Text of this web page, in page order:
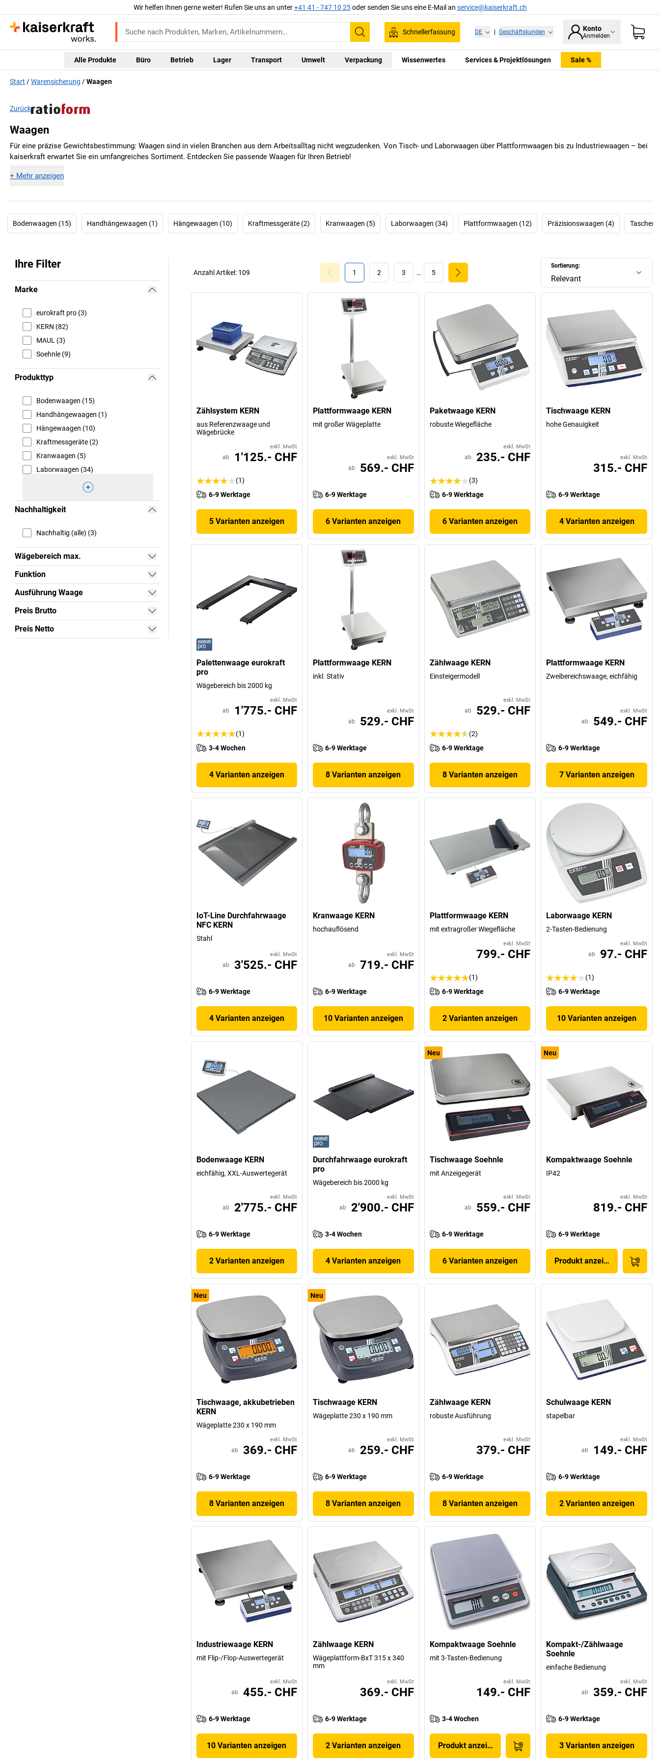
Wir helfen Ihnen gerne weiter! Rufen Sie uns an unter+41 41 - 747 10 25oder senden Sie uns eine E-Mail an service@kaiserkraft.ch
Suchen
Schnellerfassung DE Geschäftskunden Konto
Anmelden
Alle Produkte Büro Betrieb Lager Transport Umwelt Verpackung Wissenwertes Services & Projektlösungen Sale %
Start Warensicherung Waagen
Zurück
Waagen
Für eine präzise Gewichtsbestimmung: Waagen sind in vielen Branchen aus dem Arbeitsalltag nicht wegzudenken. Von Tisch- und Laborwaagen über Plattformwaagen bis zu Industriewaagen – bei
kaiserkraft erwartet Sie ein umfangreiches Sortiment. Entdecken Sie passende Waagen für Ihren Betrieb!
+ Mehr anzeigen
Bodenwaagen (15) Handhängewaagen (1) Hängewaagen (10) Kraftmessgeräte (2) Kranwaagen (5) Laborwaagen (34) Plattformwaagen (12) Präzisionswaagen (4)
Ihre Filter
Marke
eurokraft pro (3)
KERN (82)
MAUL (3)
Soehnle (9)
Produkttyp
Bodenwaagen (15)
Handhängewaagen (1)
Hängewaagen (10)
Kraftmessgeräte (2)
Kranwaagen (5)
Laborwaagen (34)
Nachhaltigkeit
Nachhaltig (alle) (3)
Wägebereich max.
Funktion
Ausführung Waage
Preis Brutto
Preis Netto
Sortierung:
Relevant
1 2 3 … 5
Anzahl Artikel: 109
Zählsystem KERN
aus Referenzwaage und
Wägebrücke
exkl. MwSt
ab 1'125.- CHF
(1)
6-9 Werktage
5 Varianten anzeigen
Plattformwaage KERN
mit großer Wägeplatte
exkl. MwSt
ab 569.- CHF
6-9 Werktage
6 Varianten anzeigen
Paketwaage KERN
robuste Wiegefläche
exkl. MwSt
ab 235.- CHF
(3)
6-9 Werktage
6 Varianten anzeigen
Tischwaage KERN
hohe Genauigkeit
exkl. MwSt
315.- CHF
6-9 Werktage
4 Varianten anzeigen
Palettenwaage eurokraft
pro
Wägebereich bis 2000 kg
exkl. MwSt
ab 1'775.- CHF
(1)
3-4 Wochen
4 Varianten anzeigen
Plattformwaage KERN
inkl. Stativ
exkl. MwSt
ab 529.- CHF
6-9 Werktage
8 Varianten anzeigen
Zählwaage KERN
Einsteigermodell
exkl. MwSt
ab 529.- CHF
(2)
6-9 Werktage
8 Varianten anzeigen
Plattformwaage KERN
Zweibereichswaage, eichfähig
exkl. MwSt
ab 549.- CHF
6-9 Werktage
7 Varianten anzeigen
IoT-Line Durchfahrwaage
NFC KERN
Stahl
exkl. MwSt
ab 3'525.- CHF
6-9 Werktage
4 Varianten anzeigen
Kranwaage KERN
hochauflösend
exkl. MwSt
ab 719.- CHF
6-9 Werktage
10 Varianten anzeigen
Plattformwaage KERN
mit extragroßer Wiegefläche
exkl. MwSt
799.- CHF
(1)
6-9 Werktage
2 Varianten anzeigen
Laborwaage KERN
2-Tasten-Bedienung
exkl. MwSt
ab 97.- CHF
(1)
6-9 Werktage
10 Varianten anzeigen
Bodenwaage KERN
eichfähig, XXL-Auswertegerät
exkl. MwSt
ab 2'775.- CHF
6-9 Werktage
2 Varianten anzeigen
Durchfahrwaage eurokraft
pro
Wägebereich bis 2000 kg
exkl. MwSt
ab 2'900.- CHF
3-4 Wochen
4 Varianten anzeigen
Neu
Tischwaage Soehnle
mit Anzeigegerät
exkl. MwSt
ab 559.- CHF
6-9 Werktage
6 Varianten anzeigen
Neu
Kompaktwaage Soehnle
IP42
exkl. MwSt
819.- CHF
6-9 Werktage
Produkt anzeigen
Neu
Tischwaage, akkubetrieben
KERN
Wägeplatte 230 x 190 mm
exkl. MwSt
ab 369.- CHF
6-9 Werktage
8 Varianten anzeigen
Neu
Tischwaage KERN
Wägeplatte 230 x 190 mm
exkl. MwSt
ab 259.- CHF
6-9 Werktage
8 Varianten anzeigen
Zählwaage KERN
robuste Ausführung
exkl. MwSt
379.- CHF
6-9 Werktage
8 Varianten anzeigen
Schulwaage KERN
stapelbar
exkl. MwSt
ab 149.- CHF
6-9 Werktage
2 Varianten anzeigen
Industriewaage KERN
mit Flip-/Flop-Auswertegerät
exkl. MwSt
ab 455.- CHF
6-9 Werktage
10 Varianten anzeigen
Zählwaage KERN
Wägeplattform-BxT 315 x 340
mm
exkl. MwSt
369.- CHF
6-9 Werktage
2 Varianten anzeigen
Kompaktwaage Soehnle
mit 3-Tasten-Bedienung
exkl. MwSt
149.- CHF
3-4 Wochen
Produkt anzeigen
Kompakt-/Zählwaage
Soehnle
einfache Bedienung
exkl. MwSt
ab 359.- CHF
6-9 Werktage
3 Varianten anzeigen